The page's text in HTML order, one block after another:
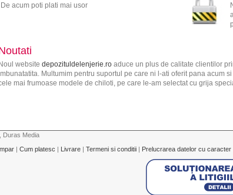
De acum poti plati mai usor
website depozituldelenjerie.roaduce un plus de calitate clientilor
Multumim pentru suportul pe care ni l-ati oferit pana acum
mai frumoase modele de chiloti, pe care le-am selectat cu grija
Duras Media
| Cum platesc | Livrare | Termeni si conditii | Prelucrarea datelor cu caracter